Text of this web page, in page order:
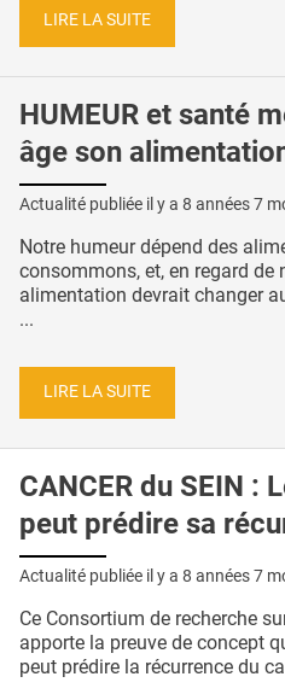
LIRE LA SUITE
HUMEUR et santé
âge son
Actualité publiée il y a 8 années 7
Notre humeur dépend des
consommons, et, en regard de
alimentation devrait changer
...
LIRE LA SUITE
CANCER du SEIN :
peut prédire sa
Actualité publiée il y a 8 années 7
Ce Consortium de recherche
apporte la preuve de concept
peut prédire la récurrence du